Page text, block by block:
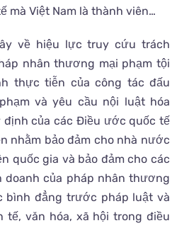
mà Việt Nam là thành viên…
về hiệu lực truy cứu trách
nhân thương mại phạm tội
thực tiễn của công tác đấu
và yêu cầu nội luật hóa
định của các Điều ước quốc tế
nhằm bảo đảm cho nhà nước
quốc gia và bảo đảm cho các
doanh của pháp nhân thương
bình đẳng trước pháp luật và
tế, văn hóa, xã hội trong điều